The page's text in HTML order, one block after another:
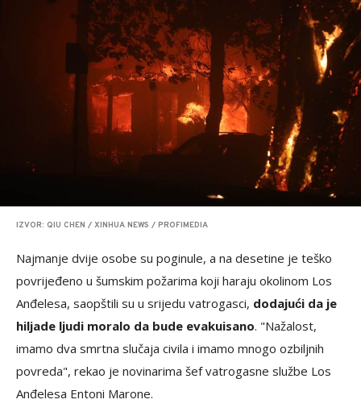
IZVOR: QIU CHEN / XINHUA NEWS / PROFIMEDIA
Najmanje dvije osobe su poginule, a na desetine je teško
povrijeđeno u šumskim požarima koji haraju okolinom Los
Anđelesa, saopštili su u srijedu vatrogasci, dodajući da je
hiljade ljudi moralo da bude evakuisano. "Nažalost,
imamo dva smrtna slučaja civila i imamo mnogo ozbiljnih
povreda", rekao je novinarima šef vatrogasne službe Los
Anđelesa Entoni Marone.